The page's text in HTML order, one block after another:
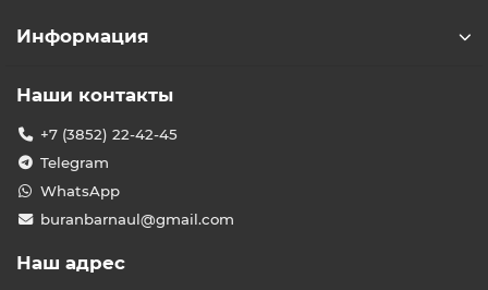
Сплит-системы
обеспечивают эффективное охлаждение при
минимальном энергопотреблении.
Чиллеры
жидкостей в промышленных процессах, таких как
производство напитков, молока и других
Холодильные установки
камерах, винных погребах, овощехранилищах и
Информация
Наши контакты
+7 (3852) 22-42-45
Telegram
WhatsApp
buranbarnaul@gmail.com
Наш адрес